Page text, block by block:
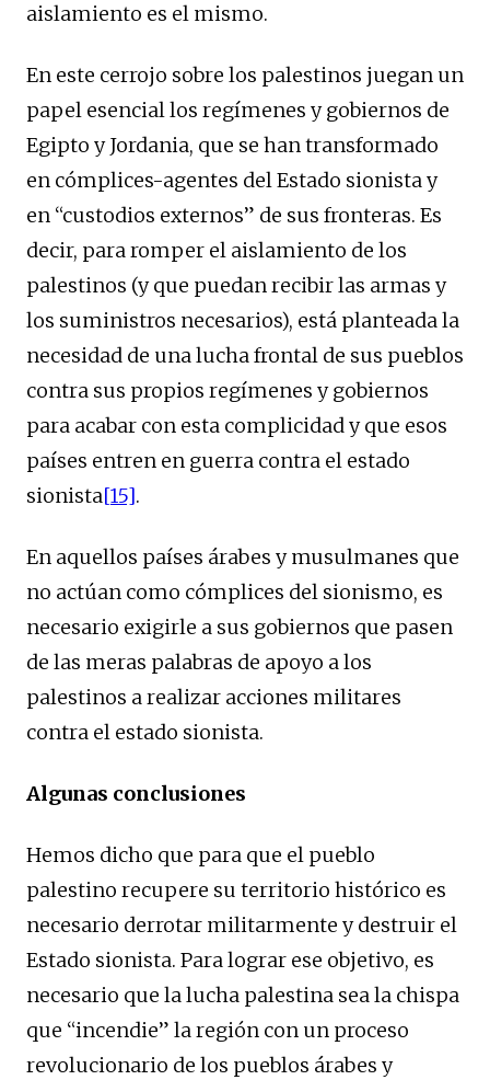
aislamiento es el mismo.
En este cerrojo sobre los palestinos juegan un
papel esencial los regímenes y gobiernos de
Egipto y Jordania, que se han transformado
en cómplices-agentes del Estado sionista y
en “custodios externos” de sus fronteras. Es
decir, para romper el aislamiento de los
palestinos (y que puedan recibir las armas y
los suministros necesarios), está planteada la
necesidad de una lucha frontal de sus pueblos
contra sus propios regímenes y gobiernos
para acabar con esta complicidad y que esos
países entren en guerra contra el estado
sionista[15].
En aquellos países árabes y musulmanes que
no actúan como cómplices del sionismo, es
necesario exigirle a sus gobiernos que pasen
de las meras palabras de apoyo a los
palestinos a realizar acciones militares
contra el estado sionista.
Algunas conclusiones
Hemos dicho que para que el pueblo
palestino recupere su territorio histórico es
necesario derrotar militarmente y destruir el
Estado sionista. Para lograr ese objetivo, es
necesario que la lucha palestina sea la chispa
que “incendie” la región con un proceso
revolucionario de los pueblos árabes y